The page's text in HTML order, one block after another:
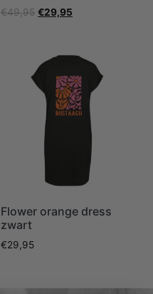
€49,95 €29,95
Flower orange dress
zwart
€29,95